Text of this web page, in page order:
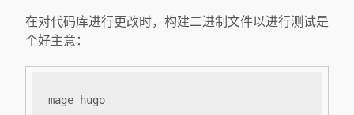
在对代码库进行更改时，构建二进制文件以进行测试是
个好主意：